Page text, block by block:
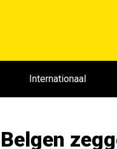
Internationaal
Belgen